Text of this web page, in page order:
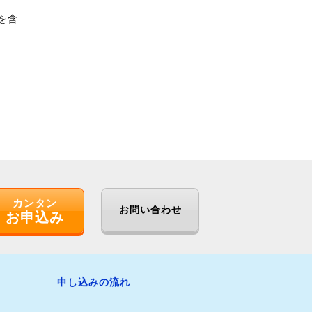
含
カンタン
お申込み お問い合わせ
申し込みの流れ